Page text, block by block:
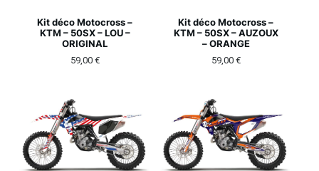
Kit déco Motocross –
KTM – 50SX – LOU –
ORIGINAL
59,00 €
Kit déco Motocross –
KTM – 50SX – AUZOUX
– ORANGE
59,00 €